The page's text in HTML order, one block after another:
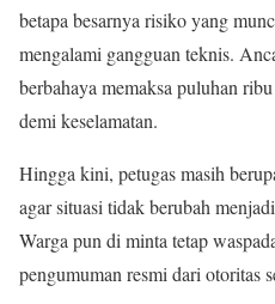
betapa besarnya risiko yang
mengalami gangguan teknis.
berbahaya memaksa puluhan
demi keselamatan.
Hingga kini, petugas masih
agar situasi tidak berubah
Warga pun di minta tetap
pengumuman resmi dari otoritas